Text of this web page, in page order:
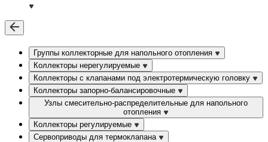
Группы коллекторные для напольного отопления
Коллекторы нерегулируемые
Коллекторы с клапанами под электротермическую головку
Коллекторы запорно-балансировочные
Узлы смесительно-распределительные для напольного
отопления
Коллекторы регулируемые
Сервоприводы для термоклапана